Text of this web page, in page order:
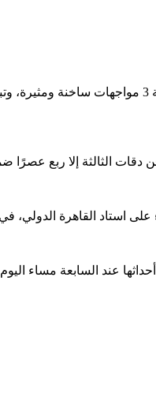
تنطلق اليوم الأربعاء منافسات الجولة الخامسة من
الثالثة إلا ربع
على استاد القاهرة
عند السابعة مساء